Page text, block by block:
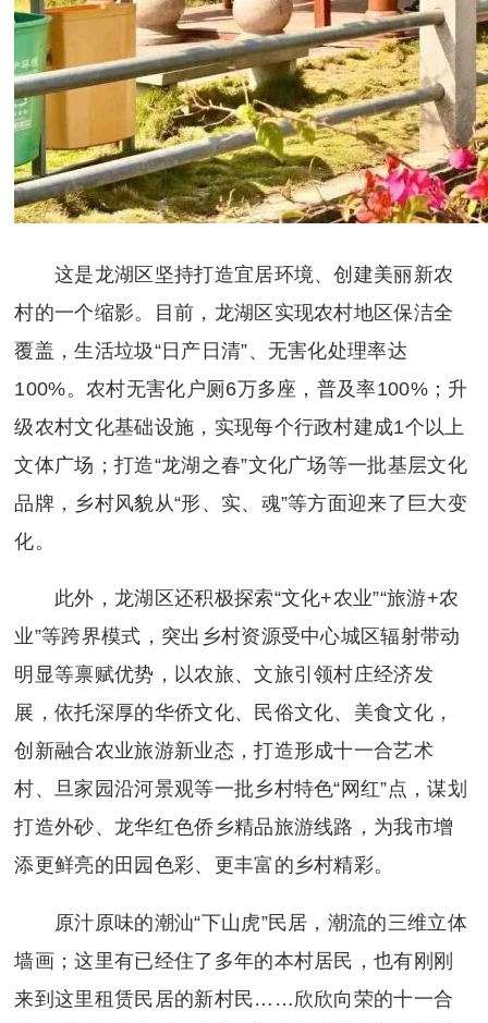
这是龙湖区坚持打造宜居环境、创建美丽新农
村的一个缩影。目前，龙湖区实现农村地区保洁全
覆盖，生活垃圾“日产日清”、无害化处理率达
100%。农村无害化户厕6万多座，普及率100%；升
级农村文化基础设施，实现每个行政村建成1个以上
文体广场；打造“龙湖之春”文化广场等一批基层文化
品牌，乡村风貌从“形、实、魂”等方面迎来了巨大变
化。
此外，龙湖区还积极探索“文化+农业”“旅游+农
业”等跨界模式，突出乡村资源受中心城区辐射带动
明显等禀赋优势，以农旅、文旅引领村庄经济发
展，依托深厚的华侨文化、民俗文化、美食文化，
创新融合农业旅游新业态，打造形成十一合艺术
村、旦家园沿河景观等一批乡村特色“网红”点，谋划
打造外砂、龙华红色侨乡精品旅游线路，为我市增
添更鲜亮的田园色彩、更丰富的乡村精彩。
原汁原味的潮汕“下山虎”民居，潮流的三维立体
墙画；这里有已经住了多年的本村居民，也有刚刚
来到这里租赁民居的新村民……欣欣向荣的十一合